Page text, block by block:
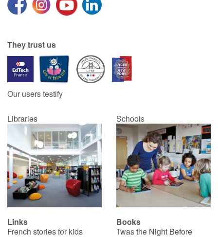
Formats and illustrations
Catalogue anglais
Contraste +
Help
Home
Family
Schools
Libraries
Videos & Tutorials
They trust us
Our users testify
Libraries Schools
Links
French stories for kids
Books
Twas the Night Before